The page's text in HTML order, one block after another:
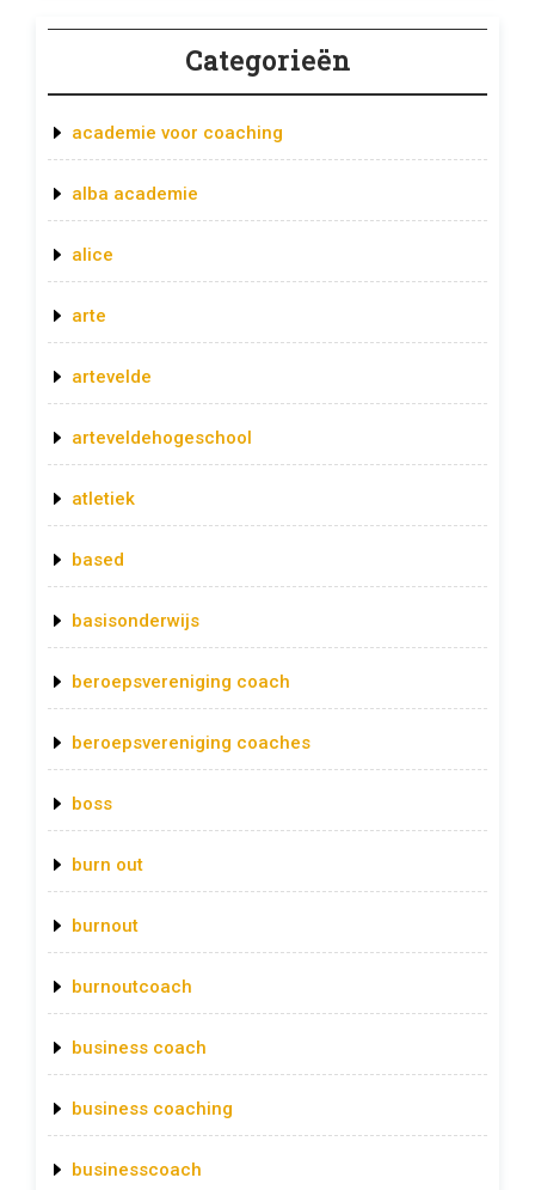
Categorieën
academie voor coaching
alba academie
alice
arte
artevelde
arteveldehogeschool
atletiek
based
basisonderwijs
beroepsvereniging coach
beroepsvereniging coaches
boss
burn out
burnout
burnoutcoach
business coach
business coaching
businesscoach